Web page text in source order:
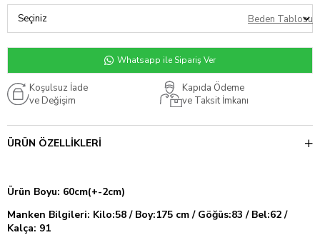
Beden Tablosu
Whatsapp ile Sipariş Ver
Koşulsuz İade
ve Değişim
Kapıda Ödeme
ve Taksit İmkanı
ÜRÜN ÖZELLIKLERI
Ürün Boyu: 60cm(+-2cm)
Manken Bilgileri: Kilo:58 / Boy:175 cm / Göğüs:83 / Bel:62 /
Kalça: 91